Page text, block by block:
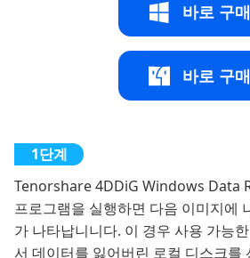
바로 구매
바로 구매
Tenorshare 4DDiG Windows Data
프로그램을 실행하면 다음 이미지에
가 나타납니니다. 이 경우 사용 가능
서 데이터를 잃어버린 로컬 디스크를